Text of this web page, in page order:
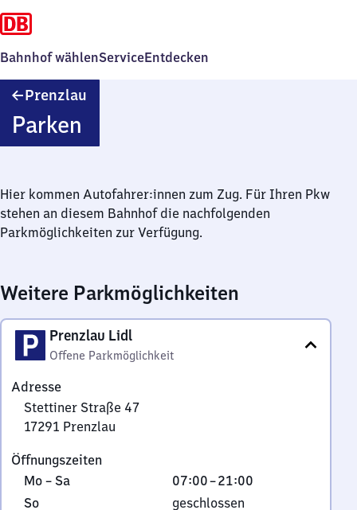
Bahnhof wählenServiceEntdecken
Prenzlau
Parken
Hier kommen Autofahrer:innen zum Zug. Für Ihren Pkw
stehen an diesem Bahnhof die nachfolgenden
Parkmöglichkeiten zur Verfügung.
Weitere Parkmöglichkeiten
Prenzlau Lidl
Offene Parkmöglichkeit
Adresse
Stettiner Straße 47
17291 Prenzlau
Straße
47,
1
Öffnungszeiten
Montag
bis
Mo – Sa 07:00–21:00
Von
7
Sonntag
So,
geschlossen